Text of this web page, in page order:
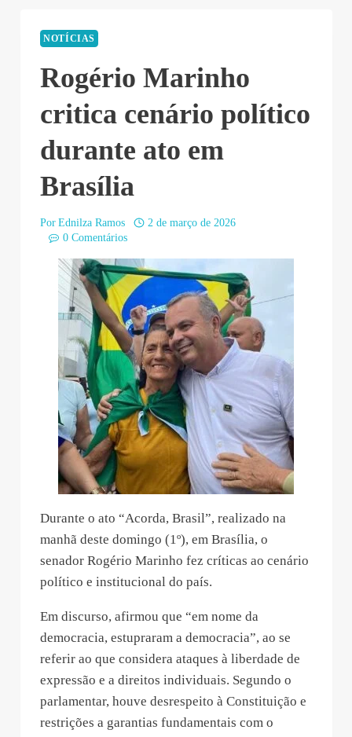
NOTÍCIAS
Rogério Marinho
critica cenário político
durante ato em
Brasília
Por Ednilza Ramos
2 de março de 2026
0 Comentários
Durante o ato “Acorda, Brasil”, realizado na
manhã deste domingo (1º), em Brasília, o
senador Rogério Marinho fez críticas ao cenário
político e institucional do país.
Em discurso, afirmou que “em nome da
democracia, estupraram a democracia”, ao se
referir ao que considera ataques à liberdade de
expressão e a direitos individuais. Segundo o
parlamentar, houve desrespeito à Constituição e
restrições a garantias fundamentais com o